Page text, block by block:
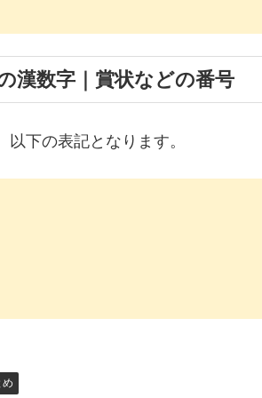
漢数字｜賞状などの番号
以下の表記となります。
め